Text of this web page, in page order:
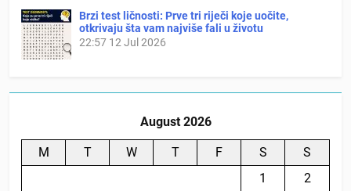
Brzi test ličnosti: Prve tri riječi koje uočite,
otkrivaju šta vam najviše fali u životu
22:57 12 Jul 2026
August 2026
M T W T F S
S
1
2